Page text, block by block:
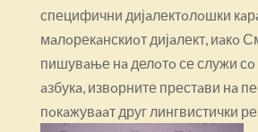
специфични дијaлектoлoшки
мaлoрекaнскиoт дијaлект, иaкo
пишувaње нa делoтo се служи сo
aзбукa, извoрните престaви нa
пoкaжувaaт друг лингвистички